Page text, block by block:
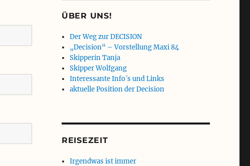
ÜBER UNS!
Der Weg zur DECISION
„Decision“ – Vorstellung Maxi 84
Skipperin Tanja
Skipper Wolfgang
Interessante Info´s und Links
aktuelle Position der Decision
REISEZEIT
Irgendwas ist immer